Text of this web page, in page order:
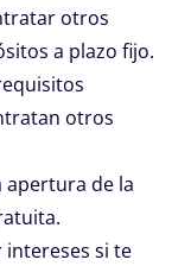
otros
a plazo fijo.
otros
apertura de la
intereses si te